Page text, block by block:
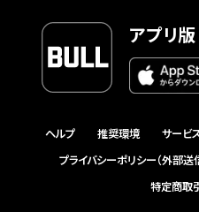
アプリ版
ヘルプ 推奨環境 サービ
プライバシーポリシー（外部送
特定商取